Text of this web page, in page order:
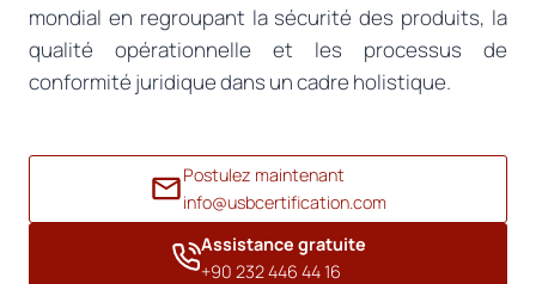
mondial en regroupant la sécurité des produits, la
qualité opérationnelle et les processus de
conformité juridique dans un cadre holistique.
Postulez maintenant
info@usbcertification.com
Assistance gratuite
+90 232 446 44 16